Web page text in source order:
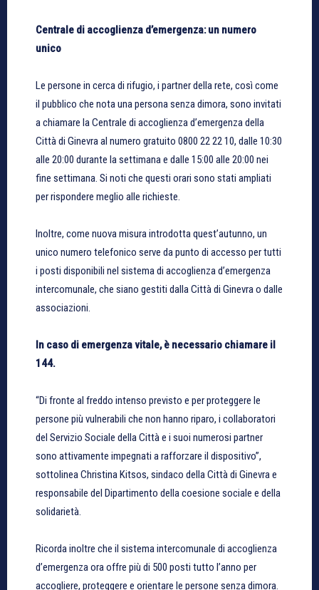
Centrale di accoglienza d’emergenza: un numero
unico
Le persone in cerca di rifugio, i partner della rete, così come
il pubblico che nota una persona senza dimora, sono invitati
a chiamare la Centrale di accoglienza d’emergenza della
Città di Ginevra al numero gratuito 0800 22 22 10, dalle 10:30
alle 20:00 durante la settimana e dalle 15:00 alle 20:00 nei
fine settimana. Si noti che questi orari sono stati ampliati
per rispondere meglio alle richieste.
Inoltre, come nuova misura introdotta quest’autunno, un
unico numero telefonico serve da punto di accesso per tutti
i posti disponibili nel sistema di accoglienza d’emergenza
intercomunale, che siano gestiti dalla Città di Ginevra o dalle
associazioni.
In caso di emergenza vitale, è necessario chiamare il
144.
“Di fronte al freddo intenso previsto e per proteggere le
persone più vulnerabili che non hanno riparo, i collaboratori
del Servizio Sociale della Città e i suoi numerosi partner
sono attivamente impegnati a rafforzare il dispositivo”,
sottolinea Christina Kitsos, sindaco della Città di Ginevra e
responsabile del Dipartimento della coesione sociale e della
solidarietà.
Ricorda inoltre che il sistema intercomunale di accoglienza
d’emergenza ora offre più di 500 posti tutto l’anno per
accogliere, proteggere e orientare le persone senza dimora.